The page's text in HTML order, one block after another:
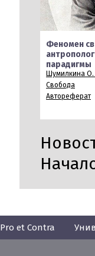
Феномен
парадигмы
Шумилкина О.
Свобода
Автореферат
Pro et Contra